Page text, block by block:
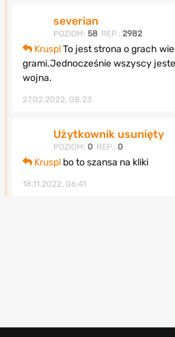
severian
POZIOM: 58 REP.: 2982
KrusplTo jest strona o grach
grami.Jednocześnie wszyscy
wojna.
27.02.2022, 08:23
Użytkownik usunięty
POZIOM: 0 REP.: 0
Kruspl bo to szansa na kliki
18.11.2022, 06:41